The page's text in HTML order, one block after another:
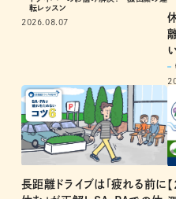
同乗者をカーブで酔わせな
ドライバーのお悩み解決！ 菰田潔の運
2026.08.07
長距離ドライブは「疲れる前に